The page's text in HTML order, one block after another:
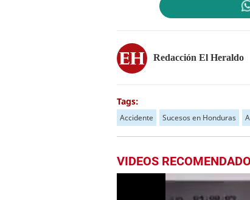
Redacción El Heraldo
Tags:
Accidente Sucesos en Honduras
VIDEOS